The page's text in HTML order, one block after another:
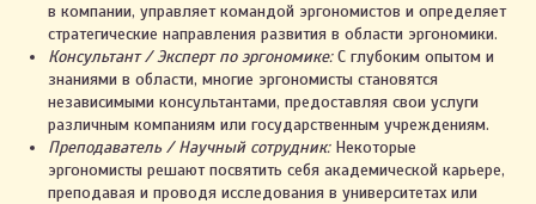
в компании, управляет командой эргономистов и определяет
стратегические направления развития в области эргономики.
Консультант / Эксперт по эргономике:С глубоким опытом и
знаниями в области, многие эргономисты становятся
независимыми консультантами, предоставляя свои услуги
различным компаниям или государственным учреждениям.
Преподаватель / Научный сотрудник:Некоторые
эргономисты решают посвятить себя академической карьере,
преподавая и проводя исследования в университетах или